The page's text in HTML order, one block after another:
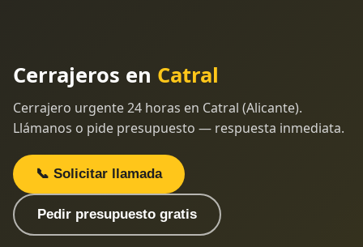
Cerrajeros en Catral
Cerrajero urgente 24 horas en Catral (Alicante).
Llámanos o pide presupuesto — respuesta inmediata.
📞 Solicitar llamada
Pedir presupuesto gratis